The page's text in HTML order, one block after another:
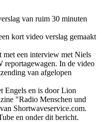
van ruim 30 minuten
kort video verslag gemaakt
met een interview met Niels
reportagewagen. In de video
van afgelopen
Engels en is door Lion
"Radio Menschen und
Shortwaveservice.com.
en onder dit bericht.